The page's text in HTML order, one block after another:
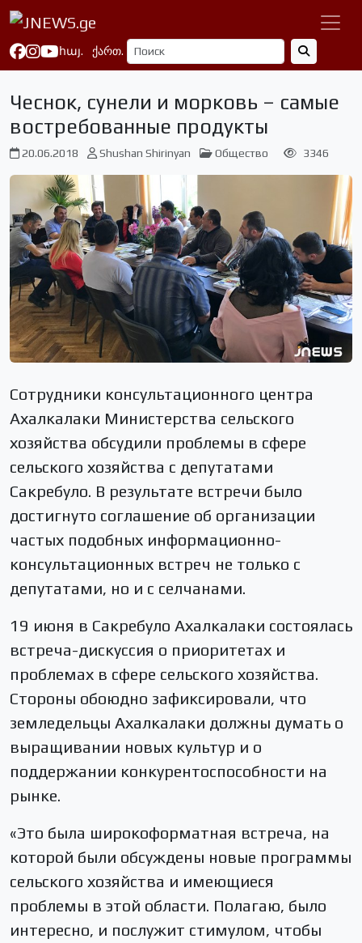
հայ. ქართ.
Чеснок, сунели и морковь – самые
востребованные продукты
20.06.2018 Shushan Shirinyan Общество 3346
Сотрудники консультационного центра
Ахалкалаки Министерства сельского
хозяйства обсудили проблемы в сфере
сельского хозяйства с депутатами
Сакребуло. В результате встречи было
достигнуто соглашение об организации
частых подобных информационно-
консультационных встреч не только с
депутатами, но и с селчанами.
19 июня в Сакребуло Ахалкалаки состоялась
встреча-дискуссия о приоритетах и
проблемах в сфере сельского хозяйства.
Стороны обоюдно зафиксировали, что
земледельцы Ахалкалаки должны думать о
выращивании новых культур и о
поддержании конкурентоспособности на
рынке.
«Это была широкоформатная встреча, на
которой были обсуждены новые программы
сельского хозяйства и имеющиеся
проблемы в этой области. Полагаю, было
интересно, и послужит стимулом, чтобы